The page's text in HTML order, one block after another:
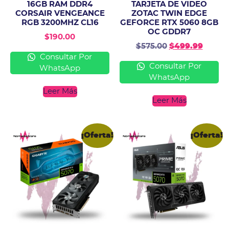
16GB RAM DDR4
CORSAIR VENGEANCE
RGB 3200MHZ CL16
$190.00
Consultar Por
WhatsApp
Leer Más
TARJETA DE VIDEO
ZOTAC TWIN EDGE
GEFORCE RTX 5060 8GB
OC GDDR7
$575.00 $499.99
Consultar Por
WhatsApp
Leer Más
¡Oferta! ¡Oferta!